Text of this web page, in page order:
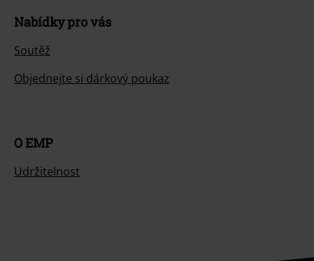
Nabídky pro vás
Soutěž
Objednejte si dárkový poukaz
O EMP
Udržitelnost